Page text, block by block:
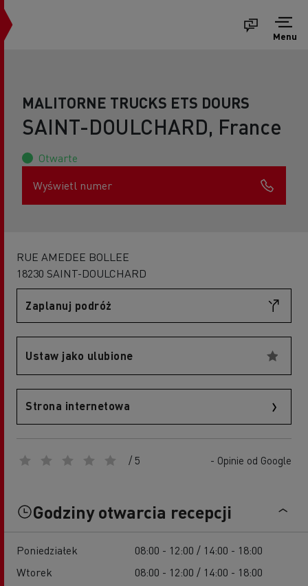
Menu
MALITORNE TRUCKS ETS DOURS
SAINT-DOULCHARD, France
Otwarte
Wyświetl numer
RUE AMEDEE BOLLEE
18230 SAINT-DOULCHARD
Zaplanuj podróż
Ustaw jako ulubione
Strona internetowa
/ 5 - Opinie od Google
Godziny otwarcia recepcji
Poniedziałek
08:00 - 12:00 / 14:00 - 18:00
Wtorek
08:00 - 12:00 / 14:00 - 18:00